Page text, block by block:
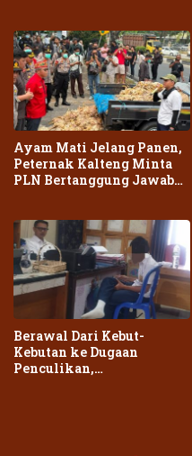
Ayam Mati Jelang Panen,
Peternak Kalteng Minta
PLN Bertanggung Jawab
Berawal Dari Kebut-
Kebutan ke Dugaan
Penculikan,